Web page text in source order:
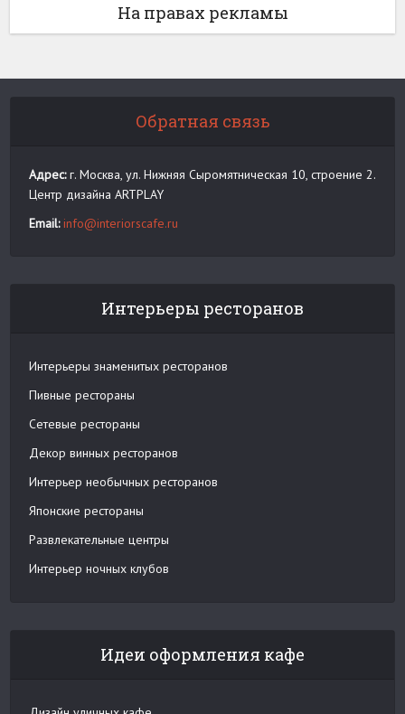
На правах рекламы
Обратная связь
Адрес:г. Москва, ул. Нижняя Сыромятническая 10, строение 2.
Центр дизайна ARTPLAY
Email: info@interiorscafe.ru
Интерьеры ресторанов
Интерьеры знаменитых ресторанов
Пивные рестораны
Сетевые рестораны
Декор винных ресторанов
Интерьер необычных ресторанов
Японские рестораны
Развлекательные центры
Интерьер ночных клубов
Идеи оформления кафе